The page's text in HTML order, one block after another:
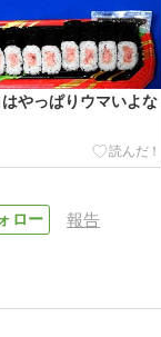
やっぱりウマいよな
報告